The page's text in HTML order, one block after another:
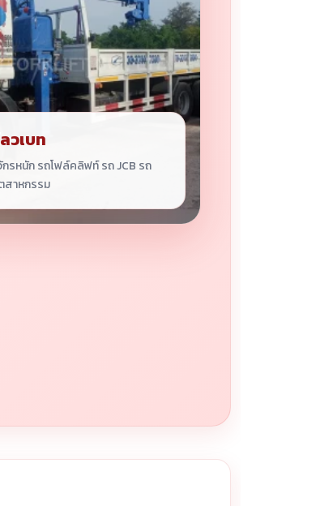
วเบท
รหนัก รถโฟล์คลิฟท์ รถ JCB รถ
าหกรรม